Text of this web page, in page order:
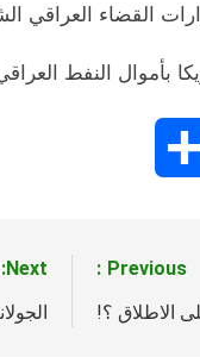
القضاء العراقي
النفط
Previous:
الاطلاق ؟!
Next: